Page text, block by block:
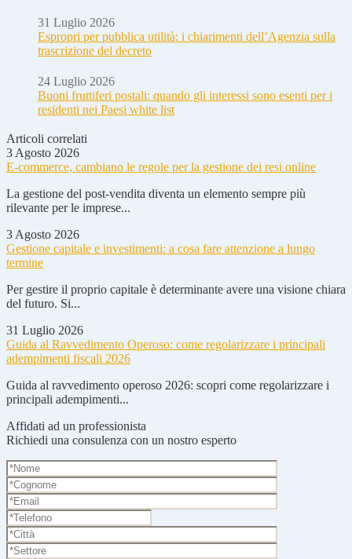
31 Luglio 2026
Espropri per pubblica utilità: i chiarimenti dell’Agenzia sulla
trascrizione del decreto
24 Luglio 2026
Buoni fruttiferi postali: quando gli interessi sono esenti per i
residenti nei Paesi white list
Articoli correlati
3 Agosto 2026
E-commerce, cambiano le regole per la gestione dei resi online
La gestione del post-vendita diventa un elemento sempre più
rilevante per le imprese...
3 Agosto 2026
Gestione capitale e investimenti: a cosa fare attenzione a lungo
termine
Per gestire il proprio capitale è determinante avere una visione chiara
del futuro. Si...
31 Luglio 2026
Guida al Ravvedimento Operoso: come regolarizzare i principali
adempimenti fiscali 2026
Guida al ravvedimento operoso 2026: scopri come regolarizzare i
principali adempimenti...
Affidati ad un professionista
Richiedi una consulenza con un nostro esperto